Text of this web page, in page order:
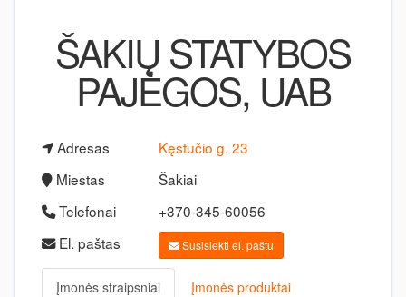
ŠAKIŲ STATYBOS
PAJĖGOS, UAB
Adresas
Kęstučio g. 23
Miestas
Šakiai
Telefonai
+370-345-60056
El. paštas
Susisiekti el. paštu
Įmonės straipsniai Įmonės produktai